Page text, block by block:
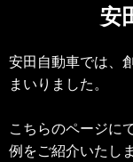
安
安田自動車では、
まいりました。
こちらのページに
例をご紹介いたしま